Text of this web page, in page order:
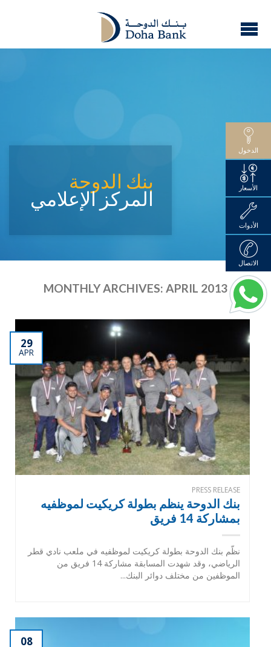
بنك الدوحة
المركز الإعلامي
MONTHLY ARCHIVES: APRIL 2013
29
APR
PRESS RELEASE
بنك الدوحة ينظم بطولة كريكيت لموظفيه
بمشاركة 14 فريق
نظّم بنك الدوحة بطولة كريكيت لموظفيه في ملعب نادي قطر
الرياضي، وقد شهدت المسابقة مشاركة 14 فريق من
الموظفين من مختلف دوائر البنك...
08
الدخول
الأسعار
الأدوات
الاتصال